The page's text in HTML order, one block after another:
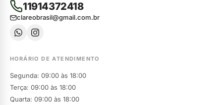
11914372418
clareobrasil@gmail.com.br
HORÁRIO DE ATENDIMENTO
Segunda: 09:00 às 18:00
Terça: 09:00 às 18:00
Quarta: 09:00 às 18:00